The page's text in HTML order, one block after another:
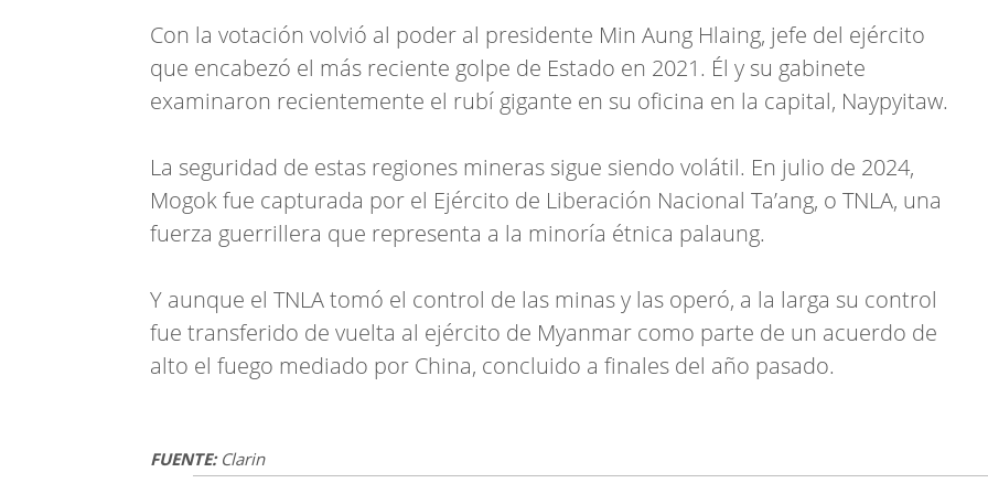
Con la votación volvió al poder al presidente Min Aung Hlaing, jefe del ejército
que encabezó el más reciente golpe de Estado en 2021. Él y su gabinete
examinaron recientemente el rubí gigante en su oficina en la capital, Naypyitaw.
La seguridad de estas regiones mineras sigue siendo volátil. En julio de 2024,
Mogok fue capturada por el Ejército de Liberación Nacional Ta’ang, o TNLA, una
fuerza guerrillera que representa a la minoría étnica palaung.
Y aunque el TNLA tomó el control de las minas y las operó, a la larga su control
fue transferido de vuelta al ejército de Myanmar como parte de un acuerdo de
alto el fuego mediado por China, concluido a finales del año pasado.
FUENTE:Clarin